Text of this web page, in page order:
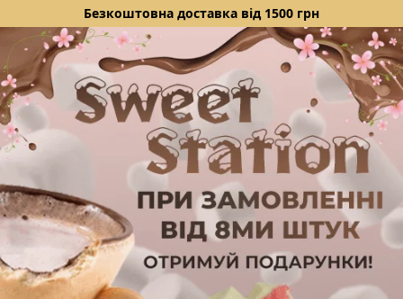
Безкоштовна доставка від 1500 грн